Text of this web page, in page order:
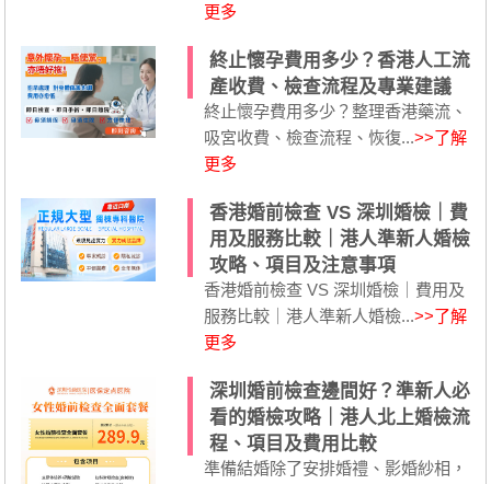
更多
終止懷孕費用多少？香港人工流
產收費、檢查流程及專業建議
終止懷孕費用多少？整理香港藥流、
吸宮收費、檢查流程、恢復...>>了解
更多
香港婚前檢查 VS 深圳婚檢｜費
用及服務比較｜港人準新人婚檢
攻略、項目及注意事項
香港婚前檢查 VS 深圳婚檢｜費用及
服務比較｜港人準新人婚檢...>>了解
更多
深圳婚前檢查邊間好？準新人必
看的婚檢攻略｜港人北上婚檢流
程、項目及費用比較
準備結婚除了安排婚禮、影婚紗相，